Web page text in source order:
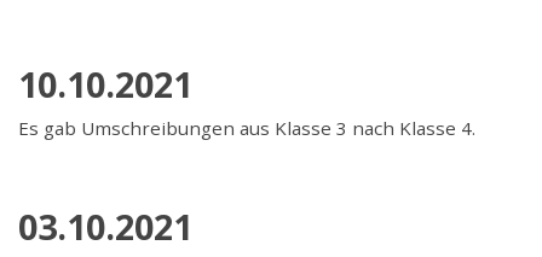
10.10.2021
Es gab Umschreibungen aus Klasse 3 nach Klasse 4.
03.10.2021